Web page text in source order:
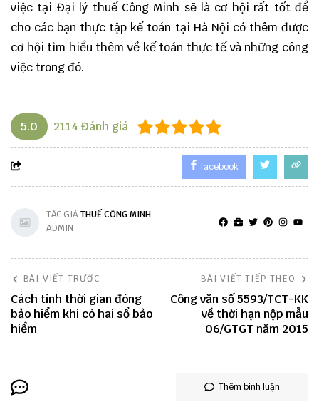
việc tại Đại lý thuế Công Minh sẽ là cơ hội rất tốt để
cho các bạn thực tập kế toán tại Hà Nội có thêm được
cơ hội tìm hiểu thêm về kế toán thực tế và những công
việc trong đó.
5.0 2114 Đánh giá
facebook
TÁC GIẢTHUẾ CÔNG MINH
ADMIN
BÀI VIẾT TRƯỚC
Cách tính thời gian đóng
bảo hiểm khi có hai sổ bảo
hiểm
BÀI VIẾT TIẾP THEO
Công văn số 5593/TCT-KK
về thời hạn nộp mẫu
06/GTGT năm 2015
Thêm bình luận